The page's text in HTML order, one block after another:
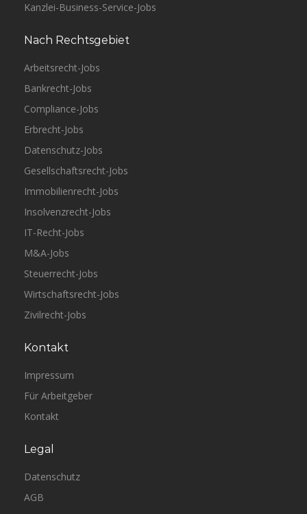
Kanzlei-Business-Service-Jobs
Nach Rechtsgebiet
Arbeitsrecht-Jobs
Bankrecht-Jobs
Compliance-Jobs
Erbrecht-Jobs
Datenschutz-Jobs
Gesellschaftsrecht-Jobs
Immobilienrecht-Jobs
Insolvenzrecht-Jobs
IT-Recht-Jobs
M&A-Jobs
Steuerrecht-Jobs
Wirtschaftsrecht-Jobs
Zivilrecht-Jobs
Kontakt
Impressum
Für Arbeitgeber
Kontakt
Legal
Datenschutz
AGB